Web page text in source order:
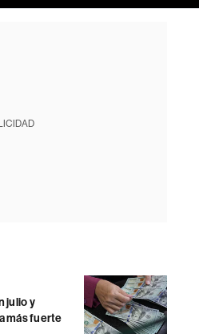
julio y
más fuerte